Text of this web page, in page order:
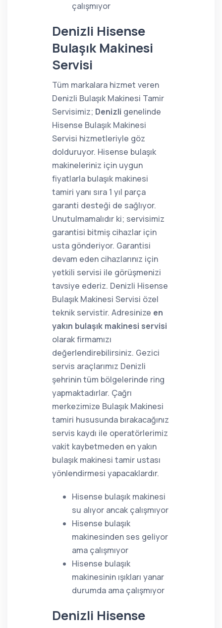
çalışmıyor
Denizli Hisense
Bulaşık Makinesi
Servisi
Tüm markalara hizmet veren
Denizli Bulaşık Makinesi Tamir
Servisimiz; Denizli genelinde
Hisense Bulaşık Makinesi
Servisi hizmetleriyle göz
dolduruyor. Hisense bulaşık
makineleriniz için uygun
fiyatlarla bulaşık makinesi
tamiri yanı sıra 1 yıl parça
garanti desteği de sağlıyor.
Unutulmamalıdır ki; servisimiz
garantisi bitmiş cihazlar için
usta gönderiyor. Garantisi
devam eden cihazlarınız için
yetkili servisi ile görüşmenizi
tavsiye ederiz. Denizli Hisense
Bulaşık Makinesi Servisi özel
teknik servistir. Adresinize en
yakın bulaşık makinesi servisi
olarak firmamızı
değerlendirebilirsiniz. Gezici
servis araçlarımız Denizli
şehrinin tüm bölgelerinde ring
yapmaktadırlar. Çağrı
merkezimize Bulaşık Makinesi
tamiri hususunda bırakacağınız
servis kaydı ile operatörlerimiz
vakit kaybetmeden en yakın
bulaşık makinesi tamir ustası
yönlendirmesi yapacaklardır.
Hisense bulaşık makinesi
su alıyor ancak çalışmıyor
Hisense bulaşık
makinesinden ses geliyor
ama çalışmıyor
Hisense bulaşık
makinesinin ışıkları yanar
durumda ama çalışmıyor
Denizli Hisense